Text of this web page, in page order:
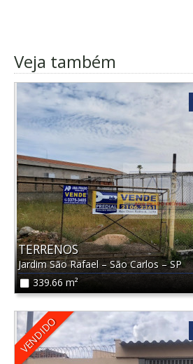
Veja também
TERRENOS
Jardim São Rafael–São Carlos –SP
339.66 m²
VENDIDO